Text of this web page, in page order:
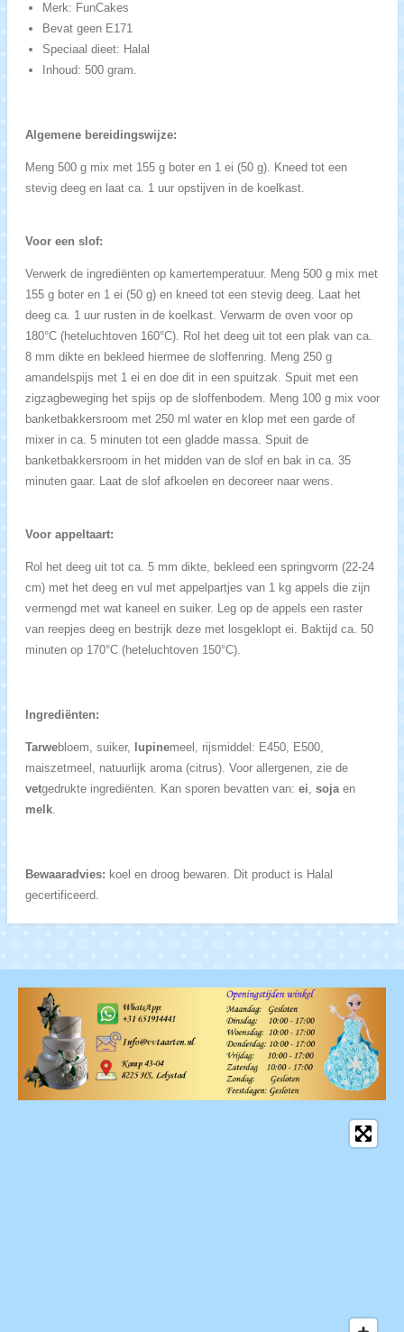
Merk: FunCakes
Bevat geen E171
Speciaal dieet: Halal
Inhoud: 500 gram.
Algemene bereidingswijze:
Meng 500 g mix met 155 g boter en 1 ei (50 g). Kneed tot een
stevig deeg en laat ca. 1 uur opstijven in de koelkast.
Voor een slof:
Verwerk de ingrediënten op kamertemperatuur. Meng 500 g mix met
155 g boter en 1 ei (50 g) en kneed tot een stevig deeg. Laat het
deeg ca. 1 uur rusten in de koelkast. Verwarm de oven voor op
180°C (heteluchtoven 160°C). Rol het deeg uit tot een plak van ca.
8 mm dikte en bekleed hiermee de sloffenring. Meng 250 g
amandelspijs met 1 ei en doe dit in een spuitzak. Spuit met een
zigzagbeweging het spijs op de sloffenbodem. Meng 100 g mix voor
banketbakkersroom met 250 ml water en klop met een garde of
mixer in ca. 5 minuten tot een gladde massa. Spuit de
banketbakkersroom in het midden van de slof en bak in ca. 35
minuten gaar. Laat de slof afkoelen en decoreer naar wens.
Voor appeltaart:
Rol het deeg uit tot ca. 5 mm dikte, bekleed een springvorm (22-24
cm) met het deeg en vul met appelpartjes van 1 kg appels die zijn
vermengd met wat kaneel en suiker. Leg op de appels een raster
van reepjes deeg en bestrijk deze met losgeklopt ei. Baktijd ca. 50
minuten op 170°C (heteluchtoven 150°C).
Ingrediënten:
Tarwebloem, suiker, lupinemeel, rijsmiddel: E450, E500,
maiszetmeel, natuurlijk aroma (citrus). Voor allergenen, zie de
vetgedrukte ingrediënten. Kan sporen bevatten van: ei, sojaen
melk.
Bewaaradvies: koel en droog bewaren. Dit product is Halal
gecertificeerd.